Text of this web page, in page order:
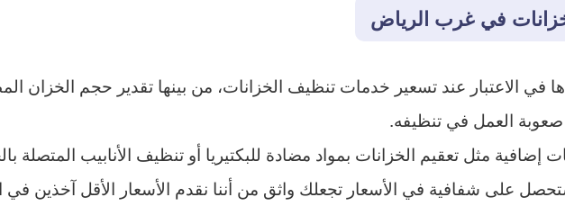
في غرب الرياض
الاعتبار عند تسعير خدمات تنظيف الخزانات، من بينها تقدير حجم الخزان
العمل في تنظيفه.
مثل تعقيم الخزانات بمواد مضادة للبكتيريا أو تنظيف الأنابيب المتصلة
على شفافية في الأسعار تجعلك واثق من أننا نقدم الأسعار الأقل آخذين في